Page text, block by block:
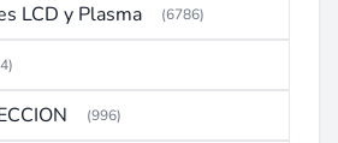
LCD y Plasma (6786)
(996)